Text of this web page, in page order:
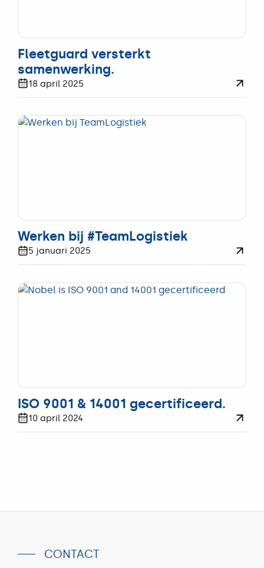
Fleetguard versterkt
samenwerking.
18 april 2025
Werken bij #TeamLogistiek
5 januari 2025
ISO 9001 & 14001 gecertificeerd.
10 april 2024
CONTACT